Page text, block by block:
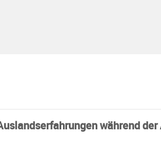
während